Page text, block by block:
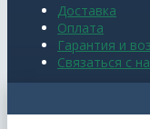
Доставка
Оплата
Гарантия и
Связаться с